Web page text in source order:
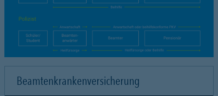
Beamtenkrankenversicherung